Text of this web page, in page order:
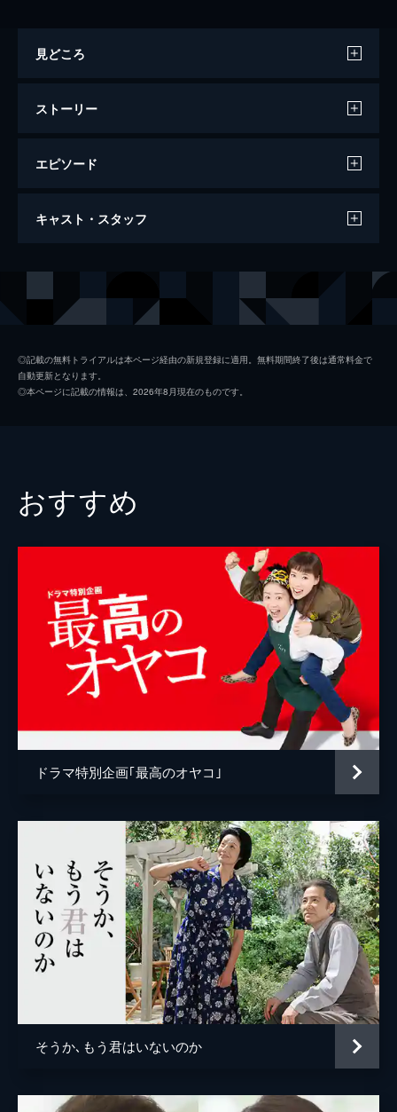
見どころ
ストーリー
エピソード
しあわせの記憶
母・純子が暮らしている。そんな折、家賃滞
た家に転がり込む。太郎は別れた妻の再婚話
み…。
103分
キャスト・スタッフ
津島夏波 北川景子
小宮孝泰
有福正志
掛田誠
石井貴就
津島純子 麻生祐未
大石静
音楽 吉俣良
◎記載の無料トライアルは本ページ経由の新規登録に適用。無料期間終了後は通常料金で
自動更新となります。
◎本ページに記載の情報は、2026年8月現在のものです。
おすすめ
ドラマ特別企画｢最高のオヤコ｣
そうか､もう君はいないのか